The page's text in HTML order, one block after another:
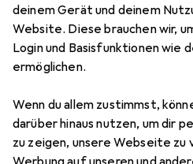
deinem Gerät und deinem
Website. Diese brauchen wir,
Login und Basisfunktionen wie
ermöglichen.
Wenn du allem zustimmst,
darüber hinaus nutzen, um dir
zu zeigen, unsere Webseite
4
MSV Tamara
EUR
24,58
Bewertungen